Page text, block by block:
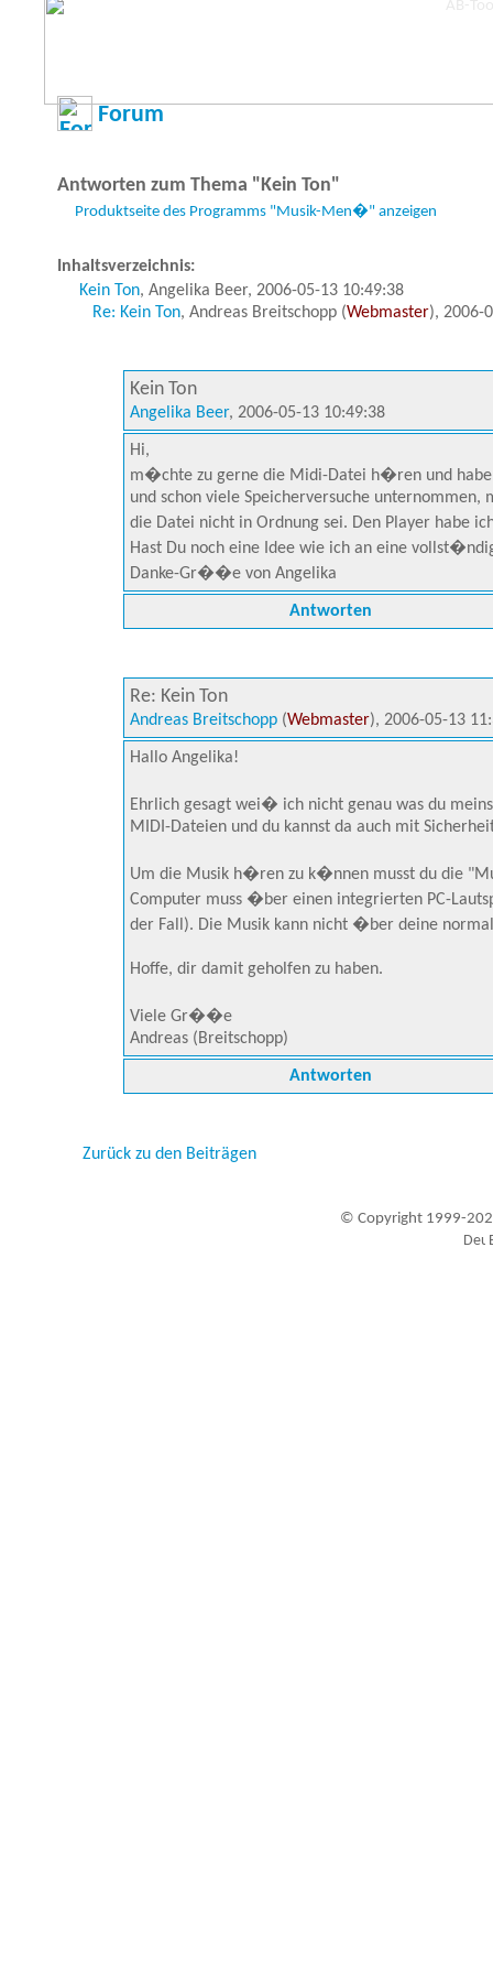
Forum
Antworten zum Thema "Kein Ton"
Produktseite des Programms "Musik-Men�" anzeigen
Inhaltsverzeichnis:
Kein Ton, Angelika Beer, 2006-05-13 10:49:38
Re: Kein Ton, Andreas Breitschopp (Webmaster), 2006-
Kein Ton
Angelika Beer, 2006-05-13 10:49:38
Hi,
m�chte zu gerne die Midi-Datei h�ren und habe
und schon viele Speicherversuche
die Datei nicht in Ordnung sei. Den Player habe
Hast Du noch eine Idee wie ich an eine
Danke-Gr��e von Angelika
Antworten
Re: Kein Ton
Andreas Breitschopp (Webmaster), 2006-05-13
Hallo Angelika!
Ehrlich gesagt wei� ich nicht genau was du
MIDI-Dateien und du kannst da auch mit
Um die Musik h�ren zu k�nnen musst du die
Computer muss �ber einen integrierten PC-
der Fall). Die Musik kann nicht �ber deine
Hoffe, dir damit geholfen zu haben.
Viele Gr��e
Andreas (Breitschopp)
Antworten
Zurück zu den Beiträgen
© Copyright 1999-